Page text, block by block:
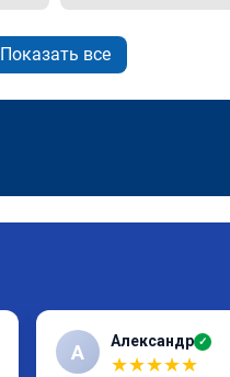
Показать все
А Александр ✓
★★★★★